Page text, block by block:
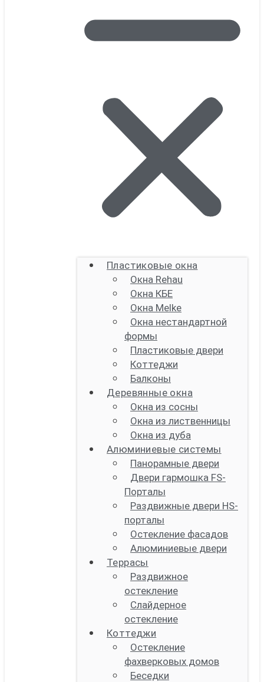
Пластиковые окна
Окна Rehau
Окна КБЕ
Окна Melke
Окна нестандартной
формы
Пластиковые двери
Коттеджи
Балконы
Деревянные окна
Окна из сосны
Окна из лиственницы
Окна из дуба
Алюминиевые системы
Панорамные двери
Двери гармошка FS-
Порталы
Раздвижные двери HS-
порталы
Остекление фасадов
Алюминиевые двери
Террасы
Раздвижное
остекление
Слайдерное
остекление
Коттеджи
Остекление
фахверковых домов
Беседки